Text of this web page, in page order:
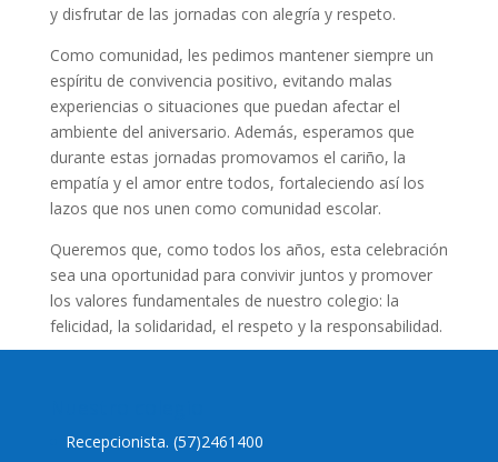
y disfrutar de las jornadas con alegría y respeto.
Como comunidad, les pedimos mantener siempre un
espíritu de convivencia positivo, evitando malas
experiencias o situaciones que puedan afectar el
ambiente del aniversario. Además, esperamos que
durante estas jornadas promovamos el cariño, la
empatía y el amor entre todos, fortaleciendo así los
lazos que nos unen como comunidad escolar.
Queremos que, como todos los años, esta celebración
sea una oportunidad para convivir juntos y promover
los valores fundamentales de nuestro colegio: la
felicidad, la solidaridad, el respeto y la responsabilidad.
Recepcionista. (57)2461400